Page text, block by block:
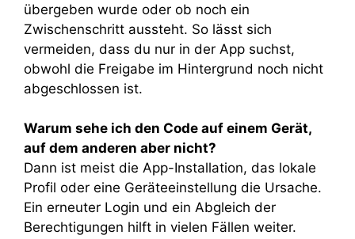
übergeben wurde oder ob noch ein
Zwischenschritt aussteht. So lässt sich
vermeiden, dass du nur in der App suchst,
obwohl die Freigabe im Hintergrund noch nicht
abgeschlossen ist.
Warum sehe ich den Code auf einem Gerät,
auf dem anderen aber nicht?
Dann ist meist die App-Installation, das lokale
Profil oder eine Geräteeinstellung die Ursache.
Ein erneuter Login und ein Abgleich der
Berechtigungen hilft in vielen Fällen weiter.